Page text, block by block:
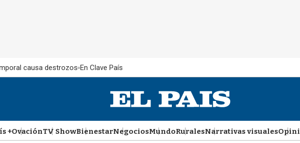
causa destrozos En Clave País
+OvaciónTV ShowBienestarNegociosMundoRuralesNarrativas visuales